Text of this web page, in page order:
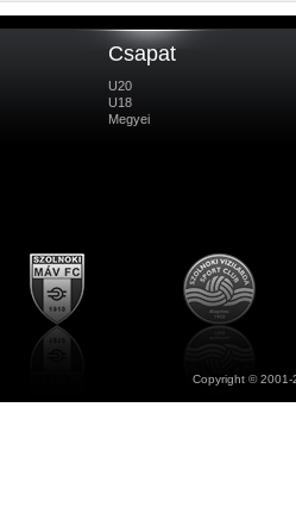
Csapat
U20
U18
Megyei
Copyright ©